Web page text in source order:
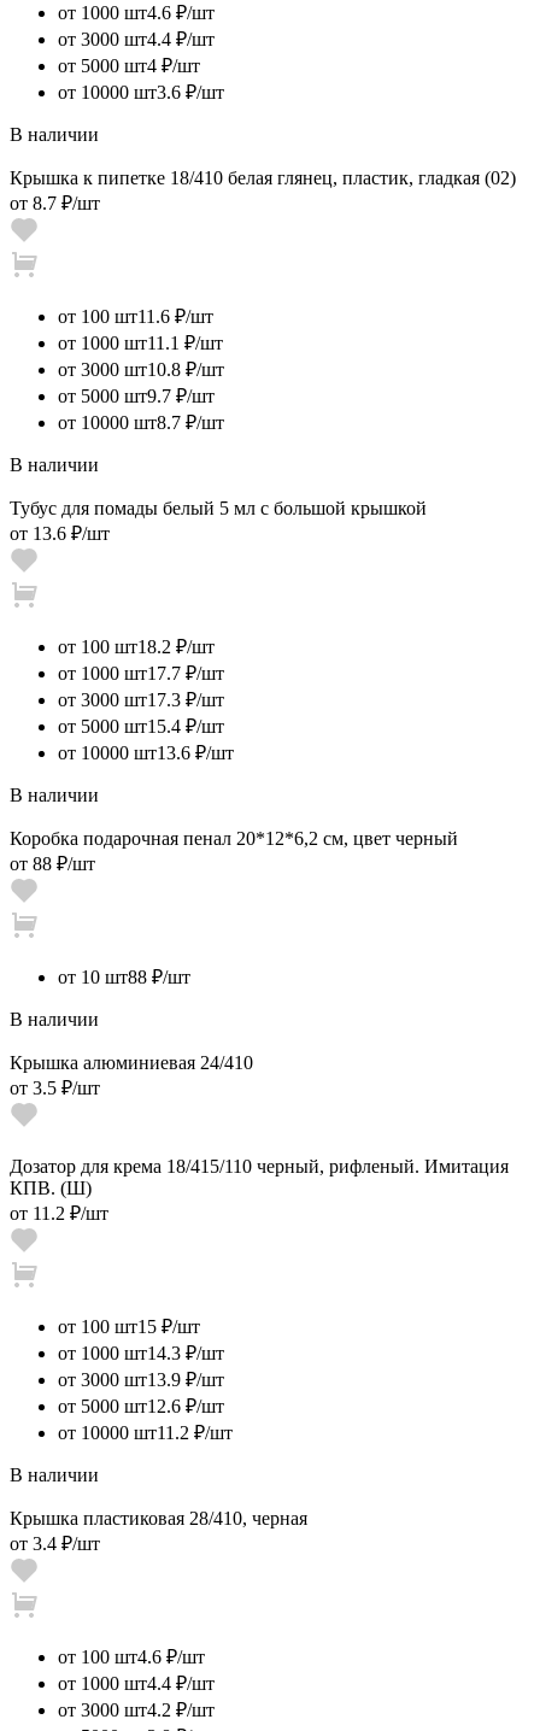
от 1000 шт4.6 ₽/шт
от 3000 шт4.4 ₽/шт
от 5000 шт4 ₽/шт
от 10000 шт3.6 ₽/шт
В наличии
Крышка к пипетке 18/410 белая глянец, пластик, гладкая (02)
от 8.7 ₽/шт
от 100 шт11.6 ₽/шт
от 1000 шт11.1 ₽/шт
от 3000 шт10.8 ₽/шт
от 5000 шт9.7 ₽/шт
от 10000 шт8.7 ₽/шт
В наличии
Тубус для помады белый 5 мл с большой крышкой
от 13.6 ₽/шт
от 100 шт18.2 ₽/шт
от 1000 шт17.7 ₽/шт
от 3000 шт17.3 ₽/шт
от 5000 шт15.4 ₽/шт
от 10000 шт13.6 ₽/шт
В наличии
Коробка подарочная пенал 20*12*6,2 см, цвет черный
от 88 ₽/шт
от 10 шт88 ₽/шт
В наличии
Крышка алюминиевая 24/410
от 3.5 ₽/шт
Дозатор для крема 18/415/110 черный, рифленый. Имитация
КПВ. (Ш)
от 11.2 ₽/шт
от 100 шт15 ₽/шт
от 1000 шт14.3 ₽/шт
от 3000 шт13.9 ₽/шт
от 5000 шт12.6 ₽/шт
от 10000 шт11.2 ₽/шт
В наличии
Крышка пластиковая 28/410, черная
от 3.4 ₽/шт
от 100 шт4.6 ₽/шт
от 1000 шт4.4 ₽/шт
от 3000 шт4.2 ₽/шт